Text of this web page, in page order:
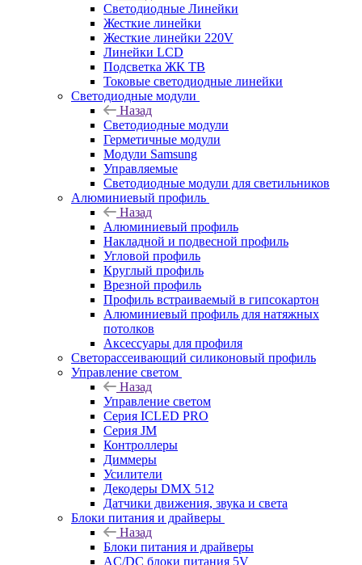
Светодиодные Линейки
Жесткие линейки
Жесткие линейки 220V
Линейки LCD
Подсветка ЖК ТВ
Токовые светодиодные линейки
Светодиодные модули
Назад
Светодиодные модули
Герметичные модули
Модули Samsung
Управляемые
Светодиодные модули для светильников
Алюминиевый профиль
Назад
Алюминиевый профиль
Накладной и подвесной профиль
Угловой профиль
Круглый профиль
Врезной профиль
Профиль встраиваемый в гипсокартон
Алюминиевый профиль для натяжных
потолков
Аксессуары для профиля
Светорассеивающий силиконовый профиль
Управление светом
Назад
Управление светом
Серия ICLED PRO
Серия JM
Контроллеры
Диммеры
Усилители
Декодеры DMX 512
Датчики движения, звука и света
Блоки питания и драйверы
Назад
Блоки питания и драйверы
AC/DC блоки питания 5V